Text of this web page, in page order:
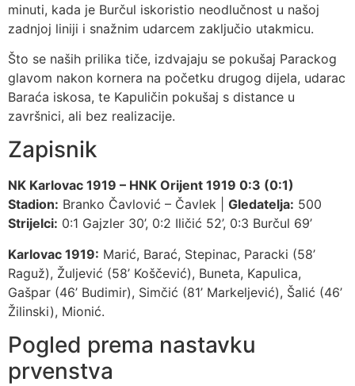
minuti, kada je Burčul iskoristio neodlučnost u našoj
zadnjoj liniji i snažnim udarcem zaključio utakmicu.
Što se naših prilika tiče, izdvajaju se pokušaj Parackog
glavom nakon kornera na početku drugog dijela, udarac
Baraća iskosa, te Kapuličin pokušaj s distance u
završnici, ali bez realizacije.
Zapisnik
NK Karlovac 1919 – HNK Orijent 1919 0:3 (0:1)
Stadion: Branko Čavlović – Čavlek | Gledatelja: 500
Strijelci: 0:1 Gajzler 30’, 0:2 Iličić 52’, 0:3 Burčul 69’
Karlovac 1919: Marić, Barać, Stepinac, Paracki (58’
Raguž), Žuljević (58’ Koščević), Buneta, Kapulica,
Gašpar (46’ Budimir), Simčić (81’ Markeljević), Šalić (46’
Žilinski), Mionić.
Pogled prema nastavku
prvenstva